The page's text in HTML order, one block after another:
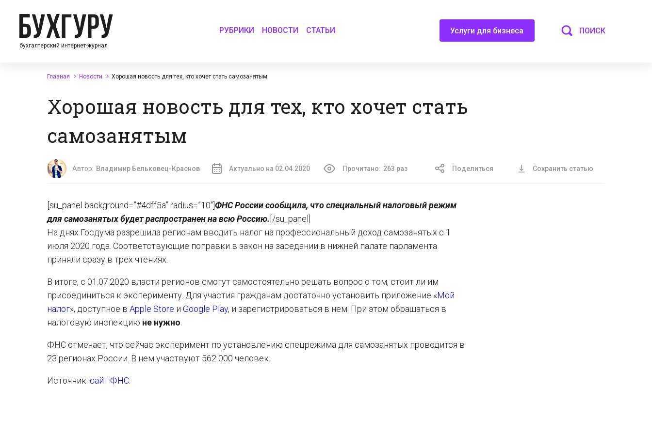
бухгалтерский интернет-журнал
РУБРИКИ НОВОСТИ СТАТЬИ Услуги для бизнеса ПОИСК
Главная Новости Хорошая новость для тех, кто хочет стать самозанятым
Хорошая новость для тех, кто хочет стать
самозанятым
Автор: Владимир Бельковец-Краснов Актуально на 02.04.2020 Прочитано: 263 раз Поделиться Сохранить статью
[su_panel background=”#4dff5a” radius=”10″] ФНС России сообщила, что специальный налоговый режим
для самозанятых будет распространен на всю Россию. [/su_panel]
На днях Госдума разрешила регионам вводить налог на профессиональный доход самозанятых с 1
июля 2020 года. Соответствующие поправки в закон на заседании в нижней палате парламента
приняли сразу в трех чтениях.
В итоге, с 01.07.2020 власти регионов смогут самостоятельно решать вопрос о том, стоит ли им
присоединиться к эксперименту. Для участия гражданам достаточно установить приложение «Мой
налог», доступное в Apple Store и Google Play, и зарегистрироваться в нем. При этом обращаться в
налоговую инспекцию не нужно
ФНС отмечает, что сейчас эксперимент по установлению спецрежима для самозанятых проводится в
23 регионах России. В нем участвуют 562 000 человек.
Источник: сайт ФНС